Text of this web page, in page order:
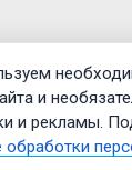
и
и рекламы.
обработки